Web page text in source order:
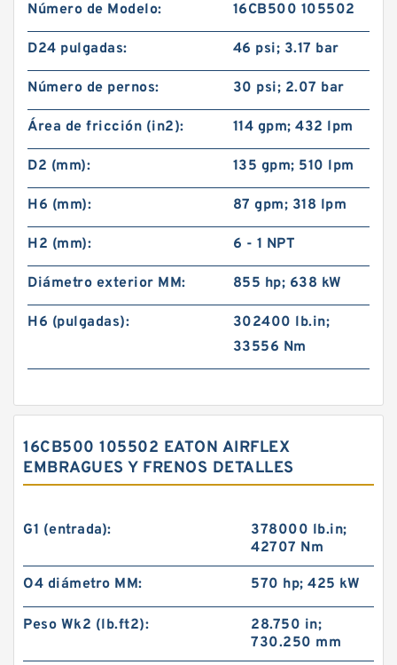
Número de Modelo: 16CB500 105502
D24 pulgadas: 46 psi; 3.17 bar
Número de pernos: 30 psi; 2.07 bar
Área de fricción (in2): 114 gpm; 432 lpm
D2 (mm): 135 gpm; 510 lpm
H6 (mm): 87 gpm; 318 lpm
H2 (mm): 6 - 1 NPT
Diámetro exterior MM: 855 hp; 638 kW
H6 (pulgadas):
302400 lb.in;
33556 Nm
16CB500 105502 EATON AIRFLEX
EMBRAGUES Y FRENOS DETALLES
G1 (entrada):
378000 lb.in;
42707 Nm
O4 diámetro MM: 570 hp; 425 kW
Peso Wk2 (lb.ft2):
28.750 in;
730.250 mm